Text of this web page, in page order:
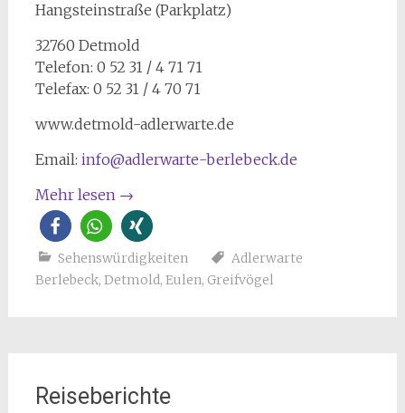
Hangsteinstraße (Parkplatz)
32760 Detmold
Telefon: 0 52 31 / 4 71 71
Telefax: 0 52 31 / 4 70 71
www.detmold-adlerwarte.de
Email: info@adlerwarte-berlebeck.de
Mehr lesen →
Sehenswürdigkeiten
Adlerwarte
Berlebeck, Detmold, Eulen, Greifvögel
Reiseberichte